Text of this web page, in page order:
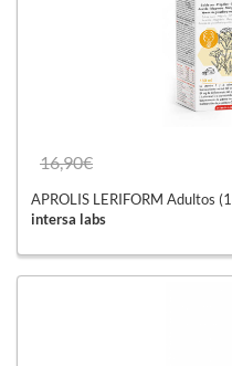
16,90€
APROLIS LERIFORM Adultos
intersa labs